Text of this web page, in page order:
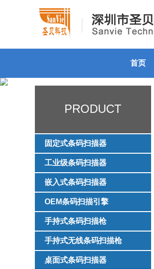
首页
PRODUCT
固定式条码扫描器
工业级条码扫描器
嵌入式条码扫描器
OEM条码扫描引擎
手持式条码扫描枪
手持式无线条码扫描枪
桌面式条码扫描器